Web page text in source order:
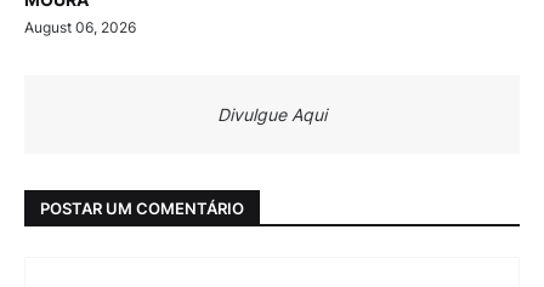
August 06, 2026
Divulgue Aqui
POSTAR UM COMENTÁRIO